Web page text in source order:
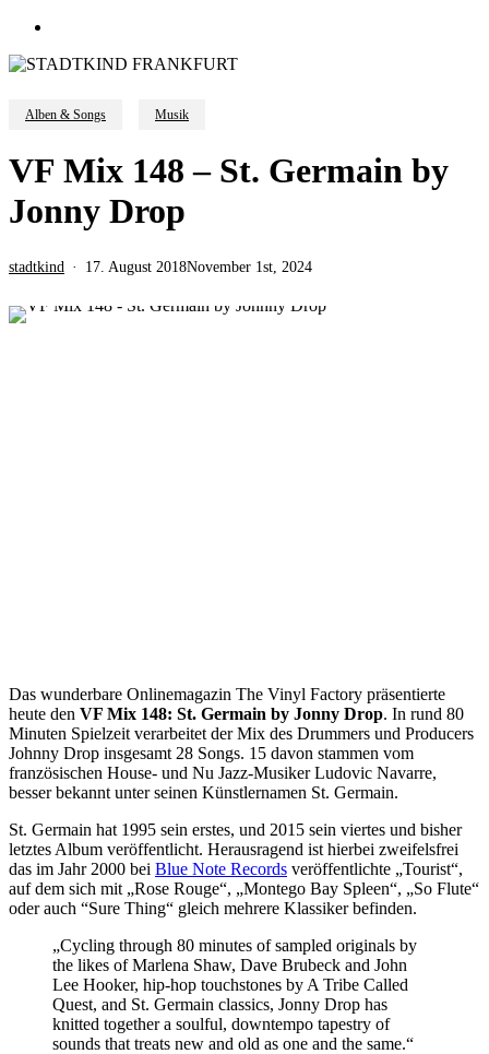
Alben & Songs Musik
VF Mix 148 – St. Germain by
Jonny Drop
stadtkind 17. August 2018November 1st, 2024
Das wunderbare Onlinemagazin The Vinyl Factory präsentierte
heute den VF Mix 148: St. Germain by Jonny Drop. In rund 80
Minuten Spielzeit verarbeitet der Mix des Drummers und Producers
Johnny Drop insgesamt 28 Songs. 15 davon stammen vom
französischen House- und Nu Jazz-Musiker Ludovic Navarre,
besser bekannt unter seinen Künstlernamen St. Germain.
St. Germain hat 1995 sein erstes, und 2015 sein viertes und bisher
letztes Album veröffentlicht. Herausragend ist hierbei zweifelsfrei
das im Jahr 2000 bei Blue Note Records veröffentlichte „Tourist“,
auf dem sich mit „Rose Rouge“, „Montego Bay Spleen“, „So Flute“
oder auch “Sure Thing“ gleich mehrere Klassiker befinden.
„Cycling through 80 minutes of sampled originals by
the likes of Marlena Shaw, Dave Brubeck and John
Lee Hooker, hip-hop touchstones by A Tribe Called
Quest, and St. Germain classics, Jonny Drop has
knitted together a soulful, downtempo tapestry of
sounds that treats new and old as one and the same.“